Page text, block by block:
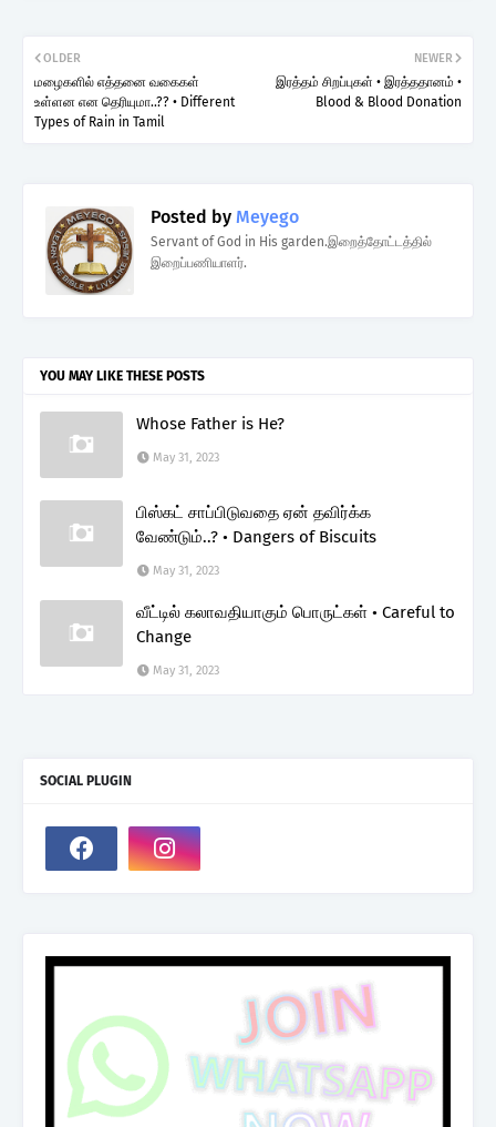
NEWER
இரத்தம் சிறப்புகள் • இரத்ததானம் •
Blood & Blood Donation
OLDER
மழைகளில் எத்தனை வகைகள்
உள்ளன என தெரியுமா..?? • Different
Types of Rain in Tamil
Posted by Meyego
Servant of God in His garden.இறைத்தோட்டத்தில்
இறைப்பணியாளர்.
YOU MAY LIKE THESE POSTS
Whose Father is He?
May 31, 2023
பிஸ்கட் சாப்பிடுவதை ஏன் தவிர்க்க
வேண்டும்..? • Dangers of Biscuits
May 31, 2023
வீட்டில் கலாவதியாகும் பொருட்கள் • Careful to
Change
May 31, 2023
SOCIAL PLUGIN